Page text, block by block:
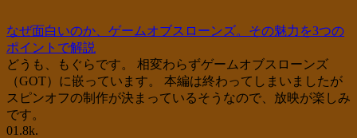
なぜ面白いのか、ゲームオブスローンズ。その魅力を3つの
ポイントで解説
どうも、もぐらです。 相変わらずゲームオブスローンズ
（GOT）に嵌っています。 本編は終わってしまいましたが
スピンオフの制作が決まっているそうなので、放映が楽しみ
です。
01.8k.